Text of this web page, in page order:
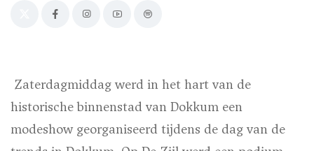
Zaterdagmiddag werd in het hart van de
historische binnenstad van Dokkum een
modeshow georganiseerd tijdens de dag van de